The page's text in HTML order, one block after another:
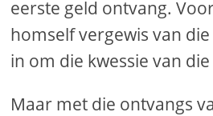
eerste geld ontvang.
homself vergewis van
in om die kwessie van
Maar met die ontvangs